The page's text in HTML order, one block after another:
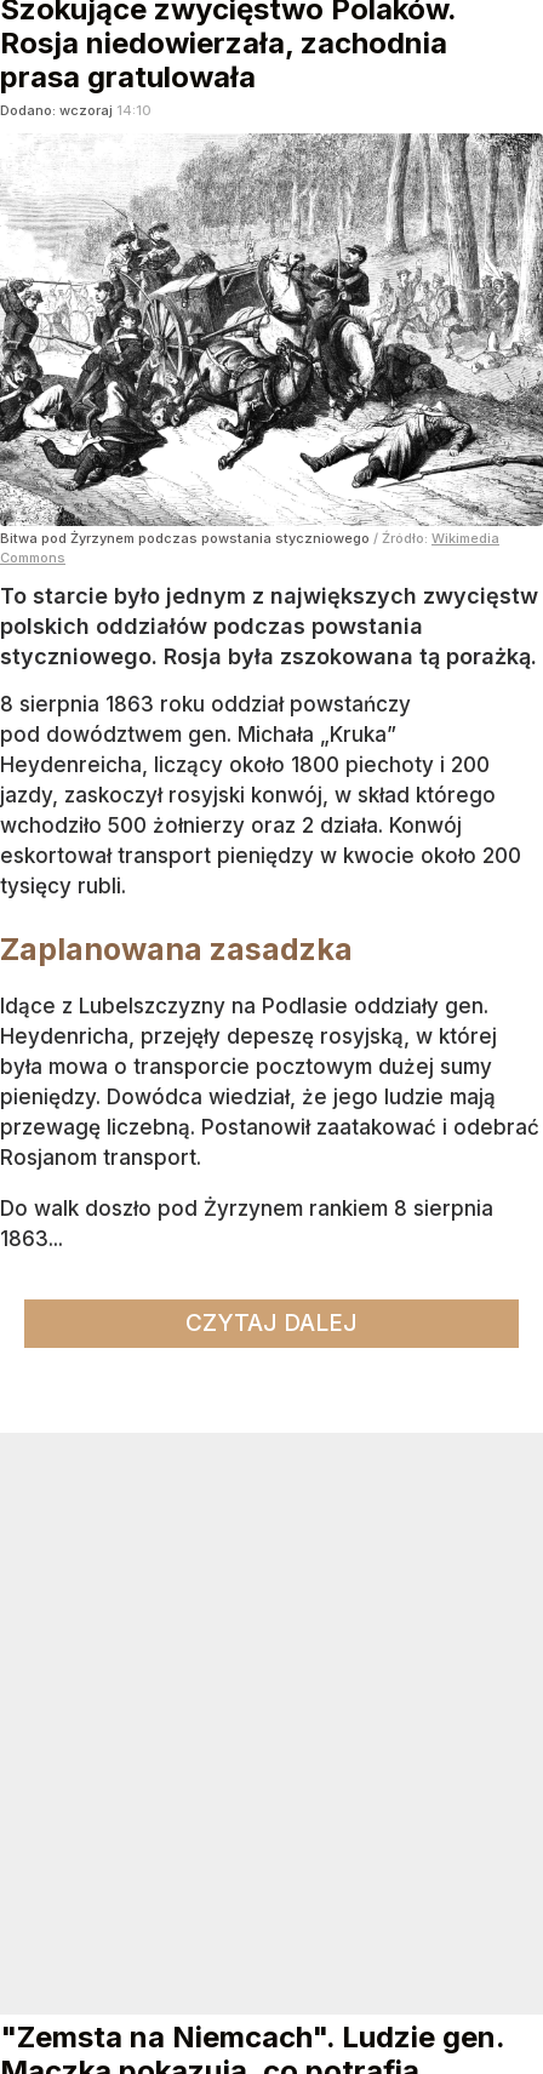
Szokujące zwycięstwo Polaków.
Rosja niedowierzała, zachodnia
prasa gratulowała
Dodano: wczoraj 14:10
Bitwa pod Żyrzynem podczas powstania styczniowego / Źródło: Wikimedia
Commons
To starcie było jednym z największych zwycięstw
polskich oddziałów podczas powstania
styczniowego. Rosja była zszokowana tą porażką.
8 sierpnia 1863 roku oddział powstańczy
pod dowództwem gen. Michała „Kruka”
Heydenreicha, liczący około 1800 piechoty i 200
jazdy, zaskoczył rosyjski konwój, w skład którego
wchodziło 500 żołnierzy oraz 2 działa. Konwój
eskortował transport pieniędzy w kwocie około 200
tysięcy rubli.
Zaplanowana zasadzka
Idące z Lubelszczyzny na Podlasie oddziały gen.
Heydenricha, przejęły depeszę rosyjską, w której
była mowa o transporcie pocztowym dużej sumy
pieniędzy. Dowódca wiedział, że jego ludzie mają
przewagę liczebną. Postanowił zaatakować i odebrać
Rosjanom transport.
Do walk doszło pod Żyrzynem rankiem 8 sierpnia
1863...
CZYTAJ DALEJ
"Zemsta na Niemcach". Ludzie gen.